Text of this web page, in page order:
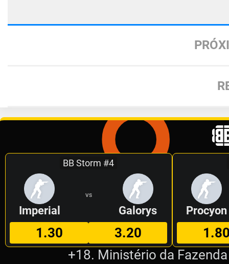
BB Storm #4
Imperial
VS
Galorys
1.30 3.20
Procyon
+18. Ministério da